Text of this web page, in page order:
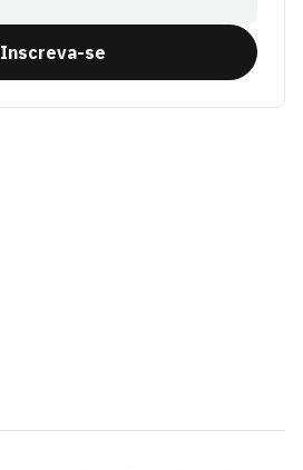
Inscreva-se